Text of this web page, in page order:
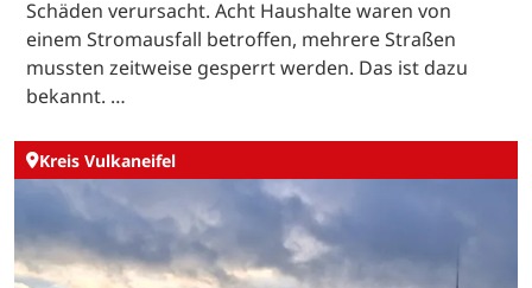
Schäden verursacht. Acht Haushalte waren von
einem Stromausfall betroffen, mehrere Straßen
mussten zeitweise gesperrt werden. Das ist dazu
bekannt. …
Kreis Vulkaneifel